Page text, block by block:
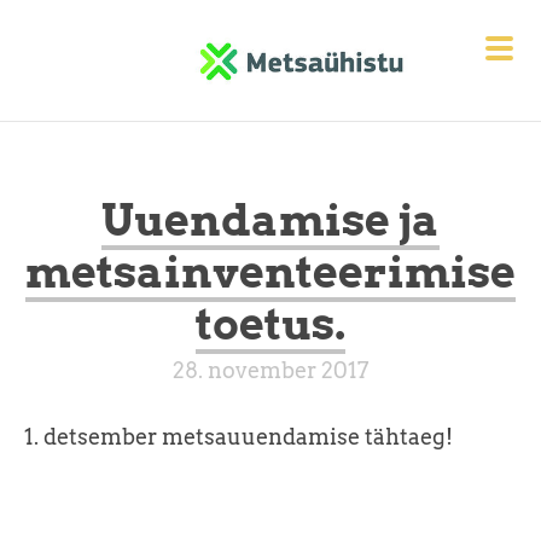
Uuendamise ja
metsainventeerimise
toetus.
28. november 2017
1. detsember metsauuendamise tähtaeg!